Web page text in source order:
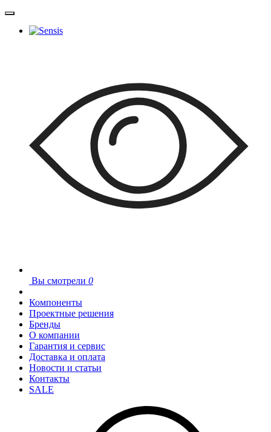
Вы смотрели 0
Компоненты
Проектные решения
Бренды
О компании
Гарантия и сервис
Доставка и оплата
Новости и статьи
Контакты
SALE